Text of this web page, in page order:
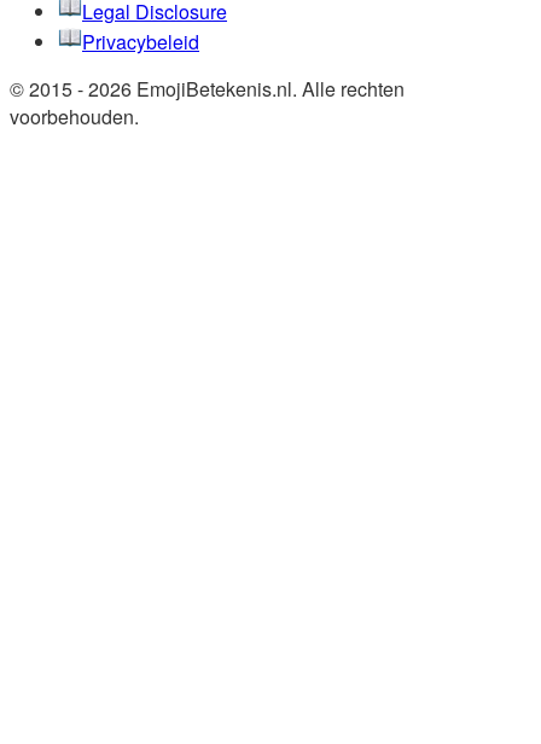
Legal Disclosure
Privacybeleid
© 2015 - 2026 EmojiBetekenis.nl. Alle rechten
voorbehouden.